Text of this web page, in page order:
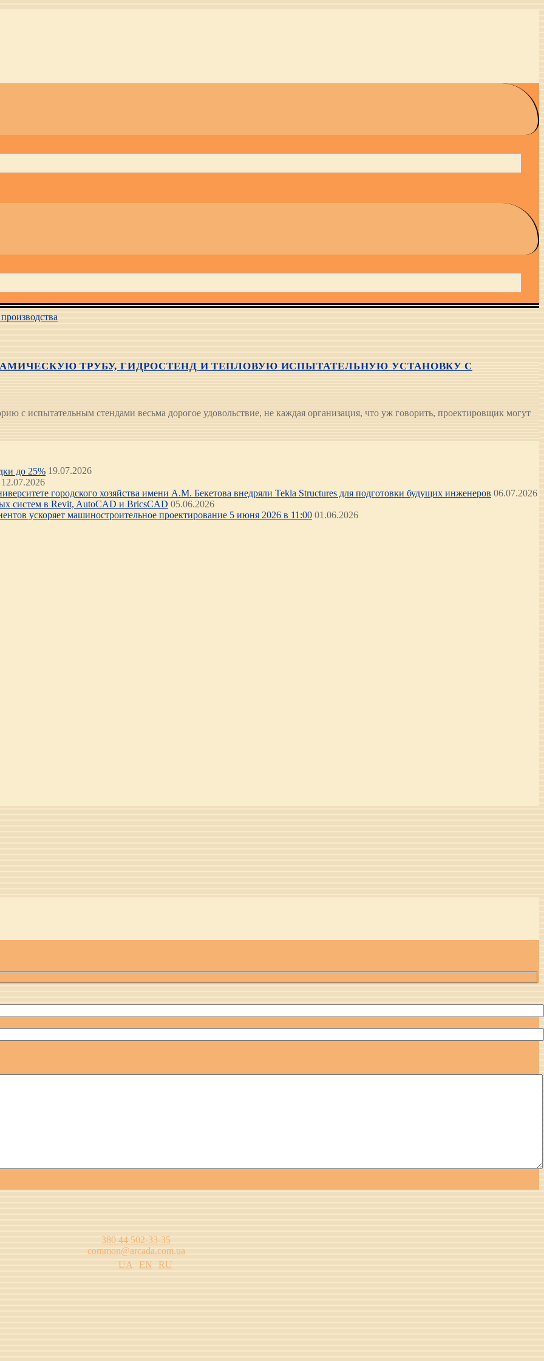
ТРУБУ, ГИДРОСТЕНД И ТЕПЛОВУЮ ИСПЫТАТЕЛЬНУЮ УСТАНОВКУ С
испытательным стендами весьма дорогое удовольствие, не каждая организация, что уж говорить, проектировщик могут
до 25% 19.07.2026
12.07.2026
городского хозяйства имени А.М. Бекетова внедряли Tekla Structures для подготовки будущих инженеров 06.07.2026
систем в Revit, AutoCAD и BricsCAD 05.06.2026
ускоряет машиностроительное проектирование 5 июня 2026 в 11:00 01.06.2026
380 44 502-33-35
common@arcada.com.ua
UA
EN
RU